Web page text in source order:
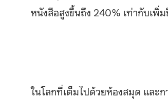
หนังสือสูงขึ้นถึง 240% เท่ากับเพิ่
ในโลกที่เต็มไปด้วยห้องสมุด และ